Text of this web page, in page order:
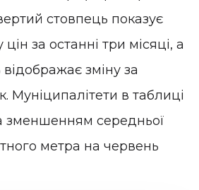
стовпець показує
цін за останні три місяці, а
зміну за
Муніципалітети в таблиці
зменшенням середньої
метра на червень